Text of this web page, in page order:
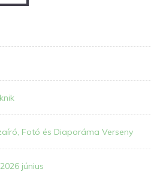
Fotó és Diaporáma Verseny
június